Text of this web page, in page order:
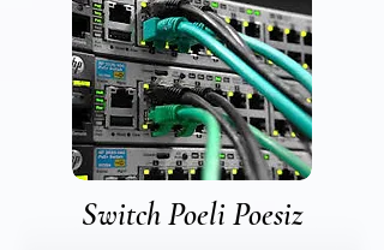
Switch Poeli Poesiz